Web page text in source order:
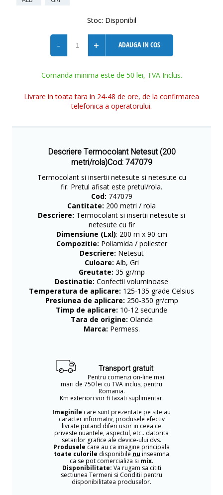
Stoc: Disponibil
- + ADAUGA IN COS
Comanda minima este de 50 lei, TVA Inclus.
Livrare in toata tara in 24-48 de ore, de la confirmarea
telefonica a operatorului.
Descriere Termocolant Netesut (200
metri/rola)Cod: 747079
Termocolant si insertii netesute si netesute cu
fir. Pretul afisat este pretul/rola.
Cod: 747079
Cantitate: 200 metri / rola
Descriere: Termocolant si insertii netesute si
netesute cu fir
Dimensiune (Lxl): 200 m x 90 cm
Compozitie: Poliamida / poliester
Descriere: Netesut
Culoare: Alb, Gri
Greutate: 35 gr/mp
Destinatie: Confectii voluminoase
Temperatura de aplicare: 125-135 grade Celsius
Presiunea de aplicare: 250-350 gr/cmp
Timp de aplicare: 10-12 secunde
Tara de origine: Olanda
Marca: Permess.
Transport gratuit
Pentru comenzi on-line mai
mari de 750 lei cu TVA inclus, pentru
Romania.
Km exteriori vor fi taxati suplimentar.
Imaginile care sunt prezentate pe site au
caracter informativ, produsele efectiv
livrate putand diferi usor in ceea ce
priveste nuantele, aspectul, etc.. datorita
setarilor grafice ale device-ului dvs.
Produsele care au ca imagine principala
toate culorile disponibile nu inseamna
ca se pot comercializa si mix.
Disponibilitate: Va rugam sa cititi
sectiunea Termeni si Conditii pentru
disponibilitatea produselor.